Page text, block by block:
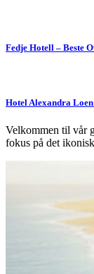
Fedje Hotell – Beste
Hotel Alexandra
Velkommen til vår
fokus på det